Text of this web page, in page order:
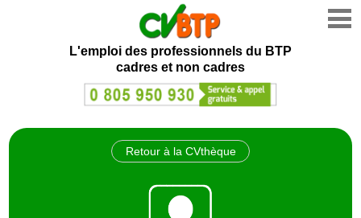
L'emploi des professionnels du BTP
cadres et non cadres
Retour à la CVthèque